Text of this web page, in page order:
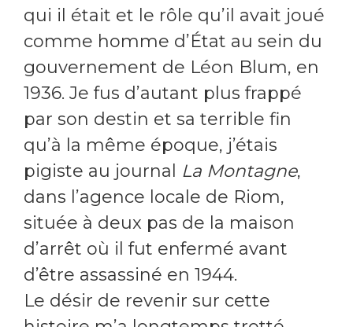
qui il était et le rôle qu’il avait joué
comme homme d’État au sein du
gouvernement de Léon Blum, en
1936. Je fus d’autant plus frappé
par son destin et sa terrible fin
qu’à la même époque, j’étais
pigiste au journal La Montagne,
dans l’agence locale de Riom,
située à deux pas de la maison
d’arrêt où il fut enfermé avant
d’être assassiné en 1944.
Le désir de revenir sur cette